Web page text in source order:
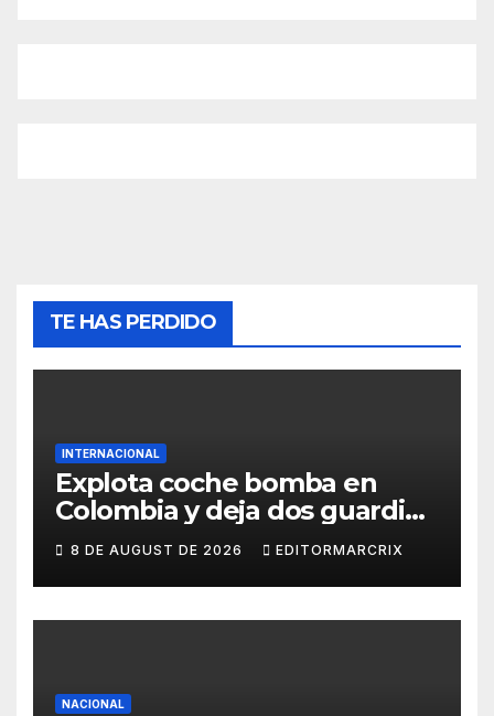
TE HAS PERDIDO
INTERNACIONAL
Explota coche bomba en
Colombia y deja dos guardias
heridos
8 DE AUGUST DE 2026 EDITORMARCRIX
NACIONAL